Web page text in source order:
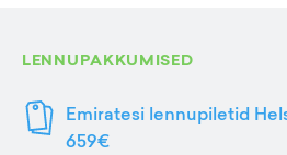
LENNUPAKKUMISED
Emiratesi lennupiletid
659€